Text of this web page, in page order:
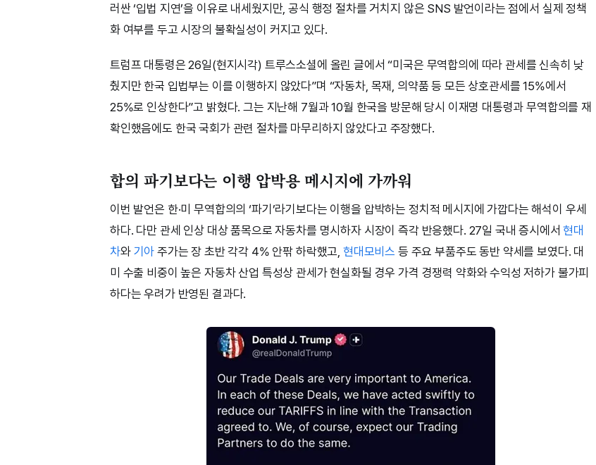
러싼 ‘입법 지연’을 이유로 내세웠지만, 공식 행정 절차를 거치지 않은 SNS 발언이라는 점에서 실제 정책
화 여부를 두고 시장의 불확실성이 커지고 있다.
트럼프 대통령은 26일(현지시각) 트루스소셜에 올린 글에서 “미국은 무역합의에 따라 관세를 신속히 낮
췄지만 한국 입법부는 이를 이행하지 않았다”며 “자동차, 목재, 의약품 등 모든 상호관세를 15%에서
25%로 인상한다”고 밝혔다. 그는 지난해 7월과 10월 한국을 방문해 당시 이재명 대통령과 무역합의를 재
확인했음에도 한국 국회가 관련 절차를 마무리하지 않았다고 주장했다.
합의 파기보다는 이행 압박용 메시지에 가까워
이번 발언은 한·미 무역합의의 ‘파기’라기보다는 이행을 압박하는 정치적 메시지에 가깝다는 해석이 우세
하다. 다만 관세 인상 대상 품목으로 자동차를 명시하자 시장이 즉각 반응했다. 27일 국내 증시에서현대
차와 기아 주가는 장 초반 각각 4% 안팎 하락했고, 현대모비스 등 주요 부품주도 동반 약세를 보였다. 대
미 수출 비중이 높은 자동차 산업 특성상 관세가 현실화될 경우 가격 경쟁력 약화와 수익성 저하가 불가피
하다는 우려가 반영된 결과다.